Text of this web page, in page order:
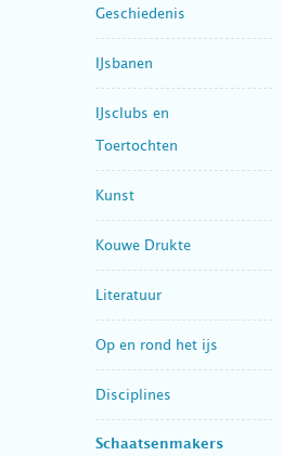
Geschiedenis
IJsbanen
IJsclubs en
Toertochten
Kunst
Kouwe Drukte
Literatuur
Op en rond het ijs
Disciplines
Schaatsenmakers